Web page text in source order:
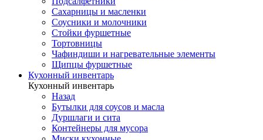
Сахарницы и масленки
Соусники и молочники
Стойки фуршетные
Тортовницы
Чафиндиши и нагревательные элементы
Щипцы фуршетные
Кухонный инвентарь
Кухонный инвентарь
Назад
Бутылки для соусов и масла
Дуршлаги и сита
Контейнеры для мусора